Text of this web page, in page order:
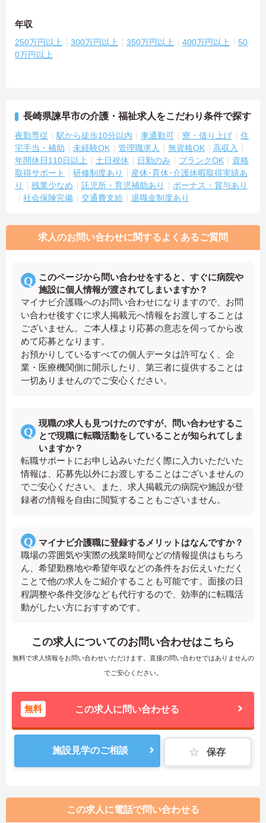
年収
250万円以上 300万円以上 350万円以上 400万円以上
50
0万円以上
長崎県諫早市の介護・福祉求人をこだわり条件で探す
夜勤専従 駅から徒歩10分以内 車通勤可 寮・借り上げ
住
宅手当・補助
未経験OK 管理職求人 無資格OK
高収入
年間休日110日以上
土日祝休 日勤のみ ブランクOK
資格
取得サポート
研修制度あり
産休･育休･介護休暇取得実績あ
り
残業少なめ 託児所・育児補助あり
ボーナス・賞与あり
社会保険完備
交通費支給 退職金制度あり
求人のお問い合わせに関するよくあるご質問
このページから問い合わせをすると、すぐに病院や
施設に個人情報が渡されてしまいますか？
マイナビ介護職へのお問い合わせになりますので、お問
い合わせ後すぐに求人掲載元へ情報をお渡しすることは
ございません。ご本人様より応募の意志を伺ってから改
めて応募となります。
お預かりしているすべての個人データは許可なく、企
業・医療機関側に開示したり、第三者に提供することは
一切ありませんのでご安心ください。
現職の求人も見つけたのですが、問い合わせするこ
とで現職に転職活動をしていることが知られてしま
いますか？
転職サポートにお申し込みいただく際に入力いただいた
情報は、応募先以外にお渡しすることはございませんの
でご安心ください。また、求人掲載元の病院や施設が登
録者の情報を自由に閲覧することもございません。
マイナビ介護職に登録するメリットはなんですか？
職場の雰囲気や実際の残業時間などの情報提供はもちろ
ん、希望勤務地や希望年収などの条件をお伝えいただく
ことで他の求人をご紹介することも可能です。面接の日
程調整や条件交渉なども代行するので、効率的に転職活
動がしたい方におすすめです。
この求人についてのお問い合わせはこちら
無料で求人情報をお問い合わせいただけます。直接の問い合わせではありませんの
でご安心ください。
無料 この求人に問い合わせる
施設見学のご相談 保存
この求人に電話で問い合わせる